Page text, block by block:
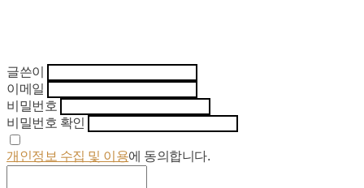
글쓴이
이메일
비밀번호
비밀번호 확인
개인정보 수집 및 이용에 동의합니다.